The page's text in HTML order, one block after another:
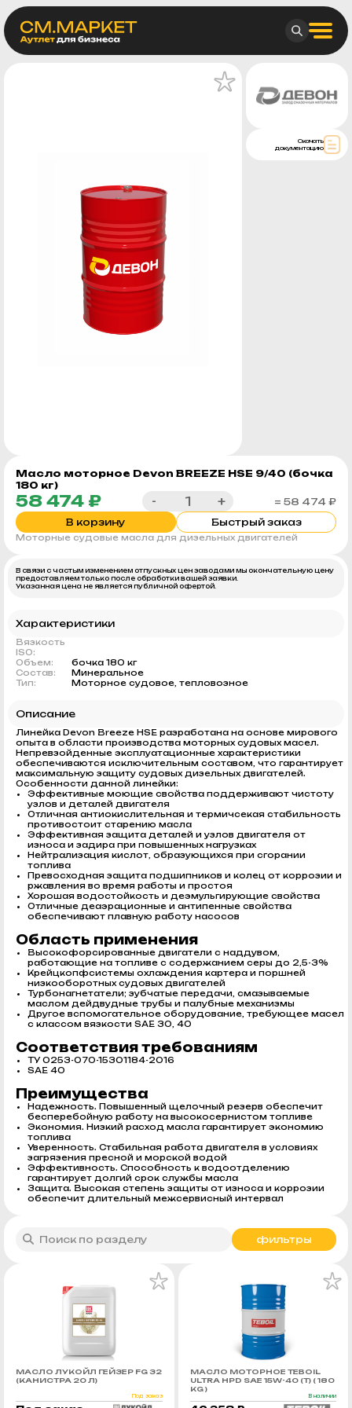
Масло моторное Devon BREEZE HSE 9/40 (бочка
180 кг)
58 474 ₽ - +
= 58 474 ₽
В корзину
Быстрый заказ
Моторные судовые масла для дизельных двигателей
Скачать
документацию
В связи с частым изменением отпускных цен заводами мы окончательную цену
предоставляем только после обработки вашей заявки.
Указанная цена не является публичной офертой.
Характеристики
Вязкость
ISO:
Объем:
бочка 180 кг
Состав:
Минеральное
Тип:
Моторное судовое, тепловозное
Описание
Линейка Devon Breeze HSE разработана на основе мирового
опыта в области производства моторных судовых масел.
Непревзойденные эксплуатационные характеристики
обеспечиваются исключительным составом, что гарантирует
максимальную защиту судовых дизельных двигателей.
Особенности данной линейки:
Эффективные моющие свойства поддерживают чистоту
узлов и деталей двигателя
Отличная антиокислительная и термичсекая стабильность
противостоит старению масла
Эффективная защита деталей и узлов двигателя от
износа и задира при повышенных нагрузках
Нейтрализация кислот, образующихся при сгорании
топлива
Превосходная защита подшипников и колец от коррозии и
ржавления во время работы и простоя
Хорошая водостойкость и деэмульгирующие свойства
Отличные деаэрационные и антипенные свойства
обеспечивают плавную работу насосов
Область применения
Высокофорсированные двигатели с наддувом,
работающие на топливе с содержанием серы до 2,5-3%
Крейцкопфсистемы охлаждения картера и поршней
низкооборотных судовых двигателей
Турбонагнетатели; зубчатые передачи, смазываемые
маслом дейдвудные трубы и палубные механизмы
Другое вспомогательное оборудование, требующее масел
с классом вязкости SAE 30, 40
Соответствия требованиям
ТУ 0253-070-15301184-2016
SAE 40
Преимущества
Надежность. Повышенный щелочный резерв обеспечит
бесперебойную работу на высокосернистом топливе
Экономия. Низкий расход масла гарантирует экономию
топлива
Уверенность. Стабильная работа двигателя в условиях
загрязения пресной и морской водой
Эффективность. Способность к водоотделению
гарантирует долгий срок службы масла
Защита. Высокая степень защиты от износа и коррозии
обеспечит длительный межсервисный интервал
фильтры
МАСЛО ЛУКОЙЛ ГЕЙЗЕР FG 32
(КАНИСТРА 20 Л)
Под заказ
МАСЛО МОТОРНОЕ TEBOIL
ULTRA HPD SAE 15W-40 (Т) ( 180
KG )
В наличии